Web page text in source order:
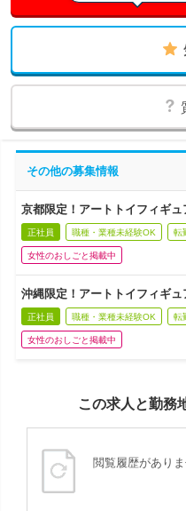
その他の募集情報
京都限定！アートトイフィギュ
正社員 職種・業種未経験OK 転
女性のおしごと掲載中
沖縄限定！アートトイフィギュ
正社員 職種・業種未経験OK 転
女性のおしごと掲載中
この求人と勤務
閲覧履歴があり